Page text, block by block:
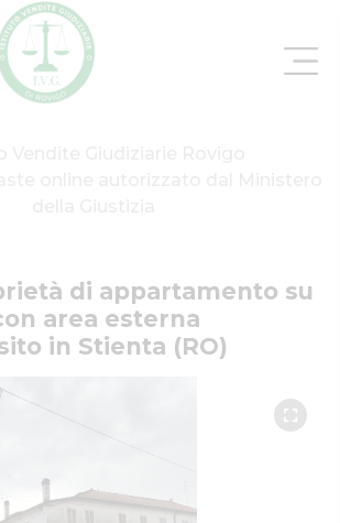
di appartamento su
area esterna
in Stienta (RO)